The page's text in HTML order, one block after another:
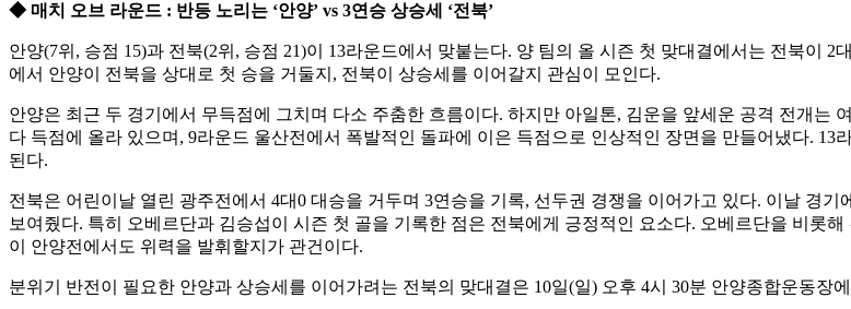
◆ 매치 오브 라운드 : 반등 노리는 ‘안양’ vs 3연승 상승세 ‘전북’
안양(7위, 승점 15)과 전북(2위, 승점 21)이 13라운드에서 맞붙는다. 양 팀의 올 시즌 첫 맞대결에서는 전북이
에서 안양이 전북을 상대로 첫 승을 거둘지, 전북이 상승세를 이어갈지 관심이 모인다.
안양은 최근 두 경기에서 무득점에 그치며 다소 주춤한 흐름이다. 하지만 아일톤, 김운을 앞세운 공격 전개는
다 득점에 올라 있으며, 9라운드 울산전에서 폭발적인 돌파에 이은 득점으로 인상적인 장면을 만들어냈다.
된다.
전북은 어린이날 열린 광주전에서 4대0 대승을 거두며 3연승을 기록, 선두권 경쟁을 이어가고 있다. 이날 경
보여줬다. 특히 오베르단과 김승섭이 시즌 첫 골을 기록한 점은 전북에게 긍정적인 요소다. 오베르단을 비롯
이 안양전에서도 위력을 발휘할지가 관건이다.
분위기 반전이 필요한 안양과 상승세를 이어가려는 전북의 맞대결은 10일(일) 오후 4시 30분 안양종합운동장